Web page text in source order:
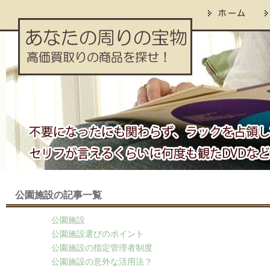
公園施設の記事一覧
公園施設
公園施設選びのポイント
公園施設の指定管理者制度
公園施設の意外な活用法？